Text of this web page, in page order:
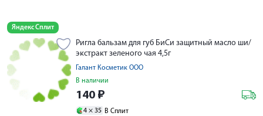
Яндекс Сплит
Ригла бальзам для губ БиСи защитный масло ши/
экстракт зеленого чая 4,5г
Галант Косметик ООО
В наличии
140 ₽
4 × 35 В Сплит